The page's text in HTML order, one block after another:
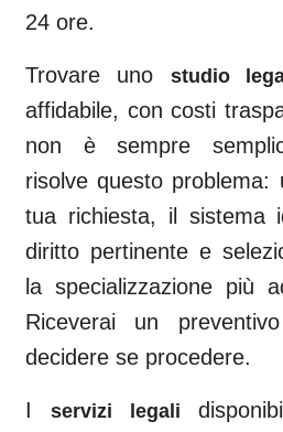
24 ore.
Trovare uno studio
affidabile, con costi
non è sempre
risolve questo problema:
tua richiesta, il sistema
diritto pertinente e
la specializzazione più
Riceverai un
decidere se procedere.
I servizi legali